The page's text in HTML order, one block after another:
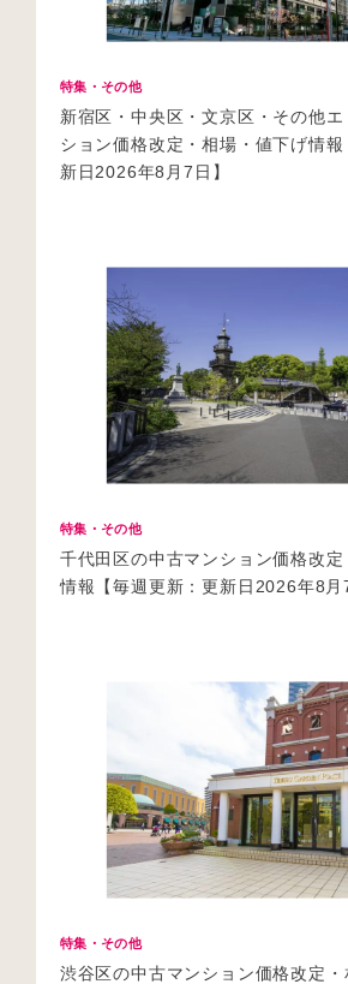
特集・その他
新宿区・中央区・文京区・その他
ション価格改定・相場・値下げ情
新日2026年8月7日】
特集・その他
千代田区の中古マンション価格改
情報【毎週更新：更新日2026年8月
特集・その他
渋谷区の中古マンション価格改定